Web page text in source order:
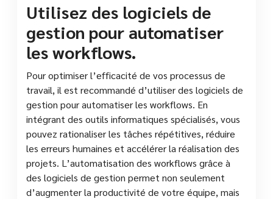
Utilisez des logiciels de
gestion pour automatiser
les workflows.
Pour optimiser l’efficacité de vos processus de
travail, il est recommandé d’utiliser des logiciels de
gestion pour automatiser les workflows. En
intégrant des outils informatiques spécialisés, vous
pouvez rationaliser les tâches répétitives, réduire
les erreurs humaines et accélérer la réalisation des
projets. L’automatisation des workflows grâce à
des logiciels de gestion permet non seulement
d’augmenter la productivité de votre équipe, mais